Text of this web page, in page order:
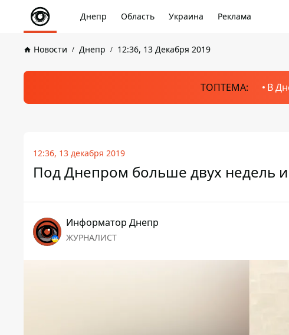
Днепр Область Украина Реклама
Новости Днепр 12:36, 13 Декабря 2019
ТОПТЕМА: В
12:36, 13 декабря 2019
Под Днепром больше двух недель
Информатор Днепр
ЖУРНАЛИСТ